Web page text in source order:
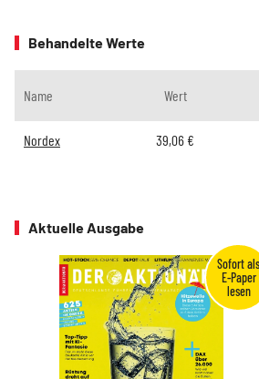
Behandelte Werte
Name Wert
Nordex 39,06 €
Aktuelle Ausgabe